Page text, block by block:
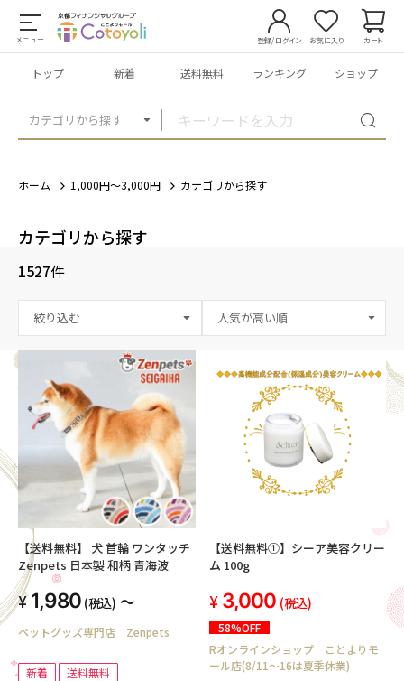
メニュー
カテゴリから探す
登録/ログイン お気に入り カート
トップ 新着 送料無料 ランキング ショップ
ホーム 1,000円～3,000円 カテゴリから探す
カテゴリから探す
1527件
絞り込む
【送料無料】 犬 首輪 ワンタッチ
Zenpets 日本製 和柄 青海波
1,980 (税込) ～
ペットグッズ専門店 Zenpets
新着
送料無料
【送料無料①】シーア美容クリー
ム 100g
3,000 (税込)
58%OFF
Rオンラインショップ ことよりモ
ール店(8/11～16は夏季休業)